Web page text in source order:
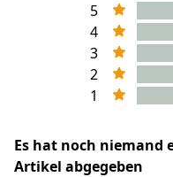
5
4
3
2
1
Es hat noch niemand
Artikel abgegeben